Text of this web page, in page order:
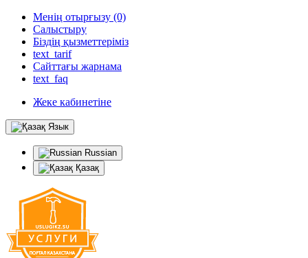
Менің отырғызу (0)
Салыстыру
Біздің қызметтеріміз
text_tarif
Сайттағы жарнама
text_faq
Жеке кабинетіне
Язык
Russian
Қазақ